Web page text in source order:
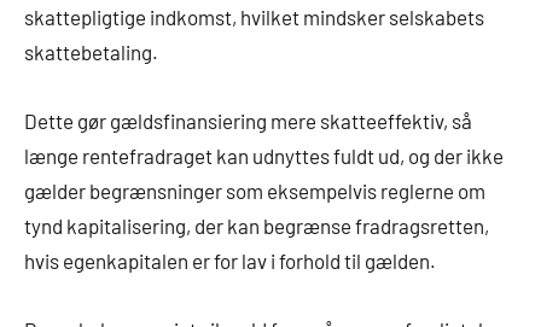
skattepligtige indkomst, hvilket mindsker selskabets
skattebetaling.
Dette gør gældsfinansiering mere skatteeffektiv, så
længe rentefradraget kan udnyttes fuldt ud, og der ikke
gælder begrænsninger som eksempelvis reglerne om
tynd kapitalisering, der kan begrænse fradragsretten,
hvis egenkapitalen er for lav i forhold til gælden.